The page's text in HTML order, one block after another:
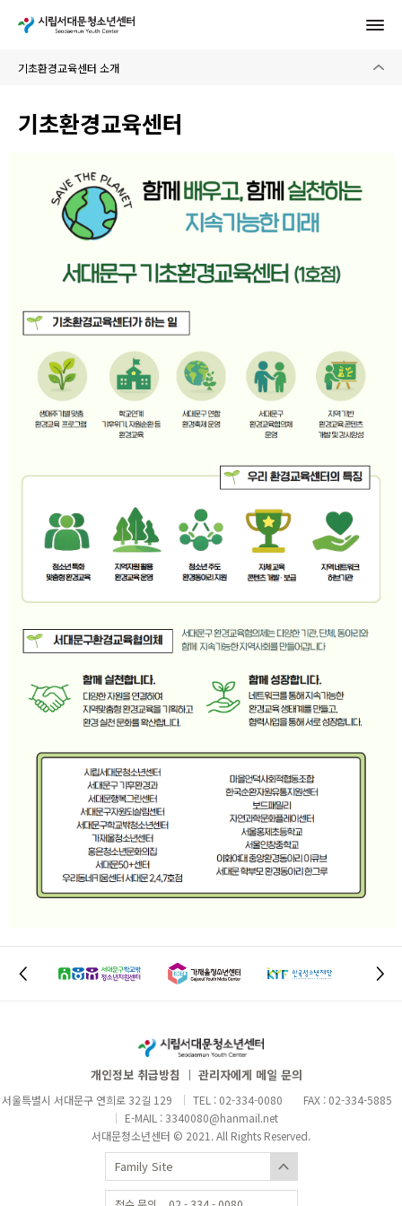
기초환경교육센터
개인정보 취급방침 관리자에게 메일 문의
서울특별시 서대문구 연희로 32길 129 TEL : 02-334-0080
FAX : 02-334-5885
E-MAIL : 3340080@hanmail.net
서대문청소년센터 © 2021. All Rights Reserved.
Family Site